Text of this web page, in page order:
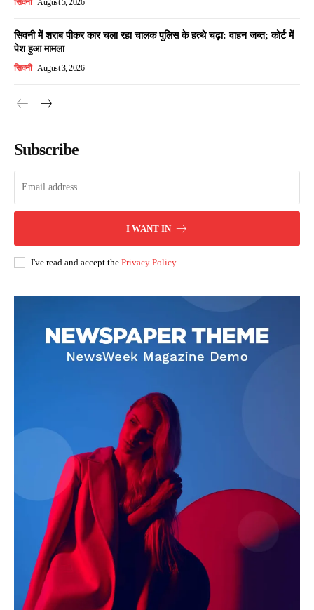
सिवनी August 5, 2026
सिवनी में शराब पीकर कार चला रहा चालक पुलिस के हत्थे चढ़ा: वाहन जब्त; कोर्ट में
पेश हुआ मामला
सिवनी August 3, 2026
Subscribe
I WANT IN
I've read and accept the Privacy Policy.